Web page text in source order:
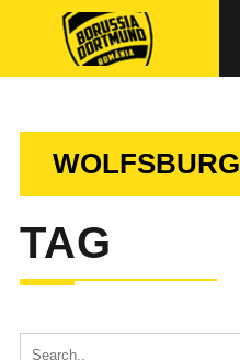
WOLFSBURG
TAG